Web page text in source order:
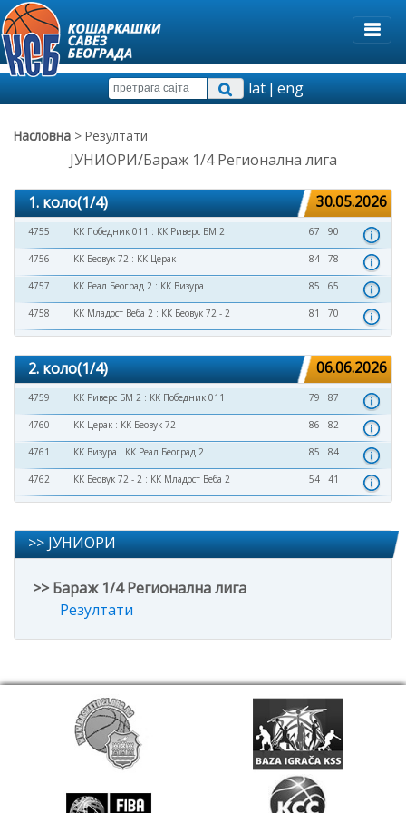
lat|eng
Насловна > Резултати
ЈУНИОРИ/Бараж 1/4 Регионална лига
1. коло(1/4) 30.05.2026
4755 КК Победник 011 : КК Риверс БМ 2 67 : 90
4756 КК Беовук 72 : КК Церак 84 : 78
4757 КК Реал Београд 2 : КК Визура 85 : 65
4758 КК Младост Веба 2 : КК Беовук 72 - 2 81 : 70
2. коло(1/4) 06.06.2026
4759 КК Риверс БМ 2 : КК Победник 011 79 : 87
4760 КК Церак : КК Беовук 72 86 : 82
4761 КК Визура : КК Реал Београд 2 85 : 84
4762 КК Беовук 72 - 2 : КК Младост Веба 2 54 : 41
>> ЈУНИОРИ
>> Бараж 1/4 Регионална лига
Резултати